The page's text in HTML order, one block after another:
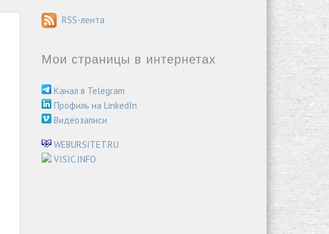
RSS-лента
Мои страницы в интернетах
Канал в Telegram
Профиль на LinkedIn
Видеозаписи
WEBURSITET.RU
VISIC.INFO